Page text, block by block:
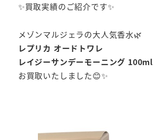
✨買取実績のご紹介です✨
メゾンマルジェラの大人気香水🌿
レプリカ オードトワレ
レイジーサンデーモーニング 100ml
お買取いたしました😊✨